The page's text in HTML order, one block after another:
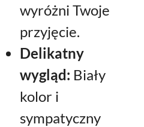
wyróżni Twoje
przyjęcie.
Delikatny
wygląd: Biały
kolor i
sympatyczny